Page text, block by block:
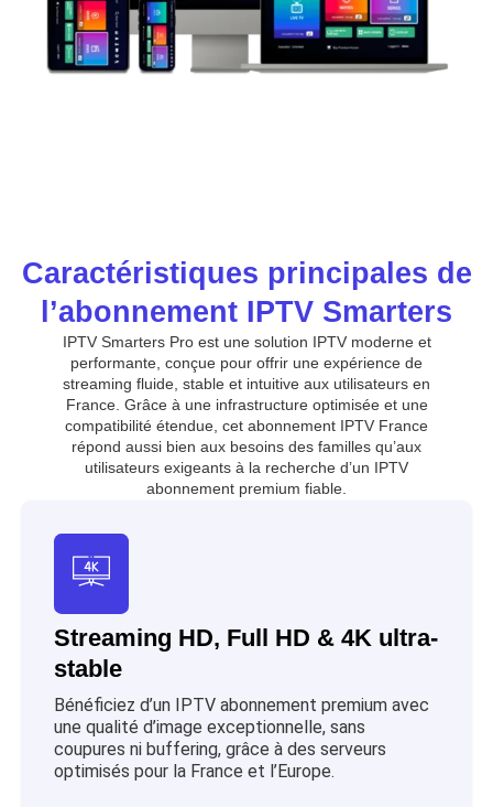
Caractéristiques principales de
l’abonnement IPTV Smarters
IPTV Smarters Pro est une solution IPTV moderne et
performante, conçue pour offrir une expérience de
streaming fluide, stable et intuitive aux utilisateurs en
France. Grâce à une infrastructure optimisée et une
compatibilité étendue, cet abonnement IPTV France
répond aussi bien aux besoins des familles qu’aux
utilisateurs exigeants à la recherche d’un IPTV
abonnement premium fiable.
Streaming HD, Full HD & 4K ultra-
stable
Bénéficiez d’un IPTV abonnement premium avec
une qualité d’image exceptionnelle, sans
coupures ni buffering, grâce à des serveurs
optimisés pour la France et l’Europe.